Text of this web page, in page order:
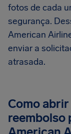
fotos de cada
segurança.
American
enviar a
atrasada.
Como
reembolso